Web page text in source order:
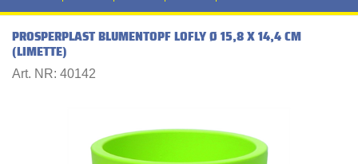
PROSPERPLAST BLUMENTOPF LOFLY Ø 15,8 X 14,4 CM
(LIMETTE)
Art. NR: 40142